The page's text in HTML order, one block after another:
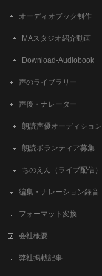
オーディオブック制作
MAスタジオ紹介動画
Download-Audiobook
声のライブラリー
声優・ナレーター
朗読声優オーディション
朗読ボランティア募集
ちのえん（ライブ配信）
編集・ナレーション録音
フォーマット変換
会社概要
弊社掲載記事